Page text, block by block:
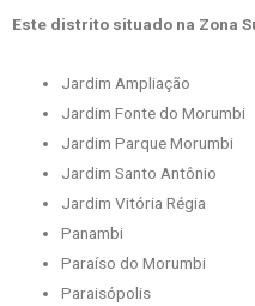
Este distrito situado na Zona
Jardim Ampliação
Jardim Fonte do Morumbi
Jardim Parque Morumbi
Jardim Santo Antônio
Jardim Vitória Régia
Panambi
Paraíso do Morumbi
Paraisópolis